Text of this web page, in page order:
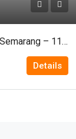
Jual Rumah Jl.Stonen. Gajah Mungkur Semarang – 11435
Details